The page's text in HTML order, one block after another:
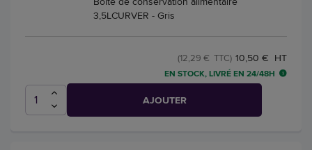
3,5LCURVER - Gris
10,50 € HT
(12,29 € TTC)
EN STOCK, LIVRÉ EN 24/48H
AJOUTER